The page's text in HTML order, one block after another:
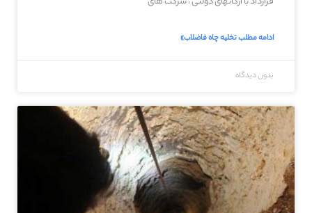
ادامه مطلب تخلیه چاه فاضلاب»
بدون دیدگاه